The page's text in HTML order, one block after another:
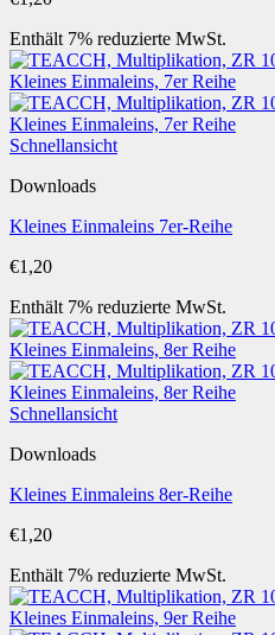
Enthält 7% reduzierte MwSt.
Schnellansicht
Downloads
Kleines Einmaleins 7er-Reihe
€1,20
Enthält 7% reduzierte MwSt.
Schnellansicht
Downloads
Kleines Einmaleins 8er-Reihe
€1,20
Enthält 7% reduzierte MwSt.